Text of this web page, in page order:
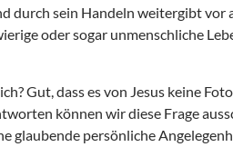
durch sein Handeln weitergibt vor
oder sogar unmenschliche
Gut, dass es von Jesus keine
können wir diese Frage
glaubende persönliche